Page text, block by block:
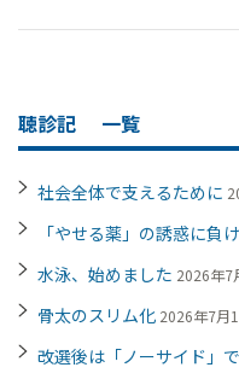
聴診記 一覧
社会全体で支えるために
「やせる薬」の誘惑に負
水泳、始めました 2026年7
骨太のスリム化 2026年7月
改選後は「ノーサイド」で